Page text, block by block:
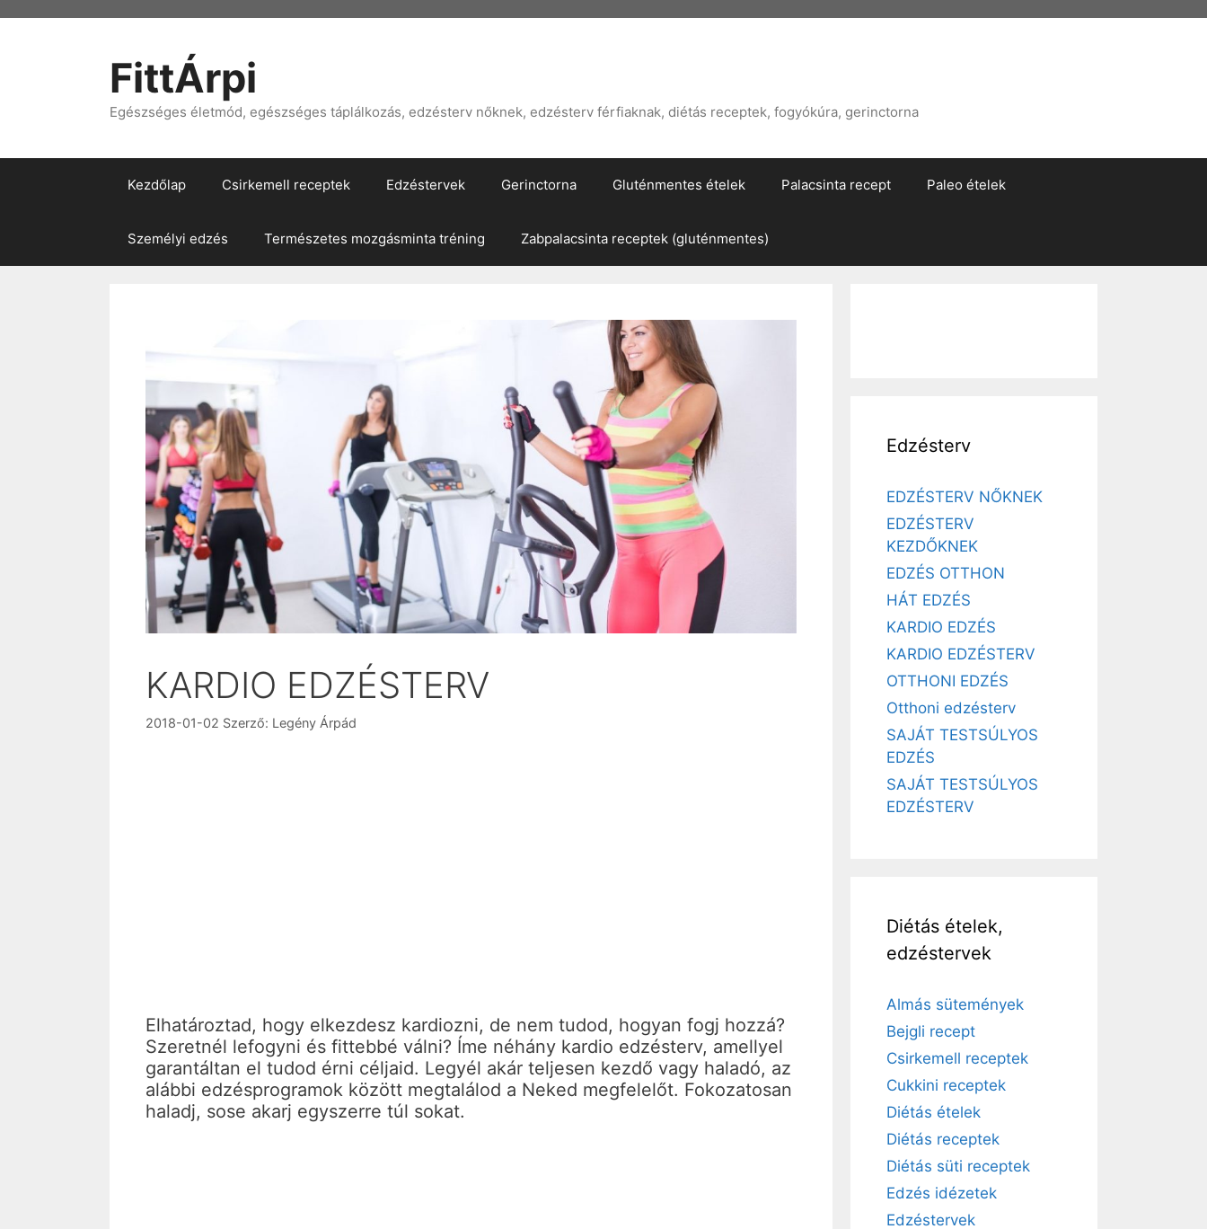
FittÁrpi
Egészséges életmód, egészséges táplálkozás, edzésterv nőknek, edzésterv férfiaknak, diétás receptek, fogyókúra, gerinctorna
Kezdőlap Csirkemell receptek Edzéstervek Gerinctorna Gluténmentes ételek Palacsinta recept Paleo ételek
Személyi edzés Természetes mozgásminta tréning Zabpalacsinta receptek (gluténmentes)
KARDIO EDZÉSTERV
2018-01-02 Szerző: Legény Árpád
Elhatároztad, hogy elkezdesz kardiozni, de nem tudod, hogyan fogj hozzá?
Szeretnél lefogyni és fittebbé válni? Íme néhány kardio edzésterv, amellyel
garantáltan el tudod érni céljaid. Legyél akár teljesen kezdő vagy haladó, az
alábbi edzésprogramok között megtalálod a Neked megfelelőt. Fokozatosan
haladj, sose akarj egyszerre túl sokat.
Edzésterv
EDZÉSTERV NŐKNEK
EDZÉSTERV
KEZDŐKNEK
EDZÉS OTTHON
HÁT EDZÉS
KARDIO EDZÉS
KARDIO EDZÉSTERV
OTTHONI EDZÉS
Otthoni edzésterv
SAJÁT TESTSÚLYOS
EDZÉS
SAJÁT TESTSÚLYOS
EDZÉSTERV
Diétás ételek,
edzéstervek
Almás sütemények
Bejgli recept
Csirkemell receptek
Cukkini receptek
Diétás ételek
Diétás receptek
Diétás süti receptek
Edzés idézetek
Edzéstervek